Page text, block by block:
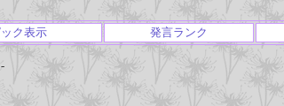
ック表示 発言ランク